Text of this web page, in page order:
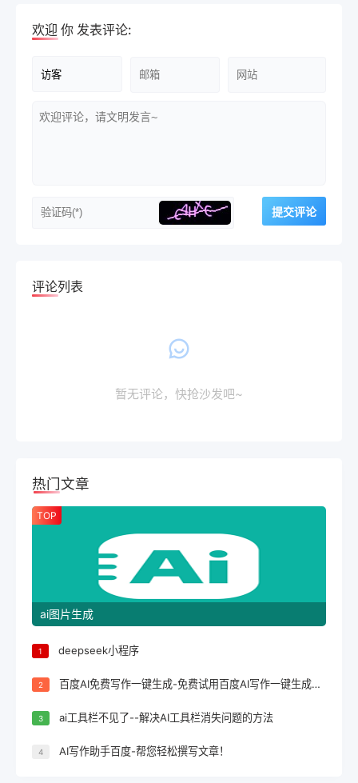
欢迎 你 发表评论:
评论列表
暂无评论，快抢沙发吧~
热门文章
TOP
ai图片生成
1 deepseek小程序
2 百度AI免费写作一键生成-免费试用百度AI写作一键生成，轻松完成文案创作！
3 ai工具栏不见了--解决AI工具栏消失问题的方法
4 AI写作助手百度-帮您轻松撰写文章！